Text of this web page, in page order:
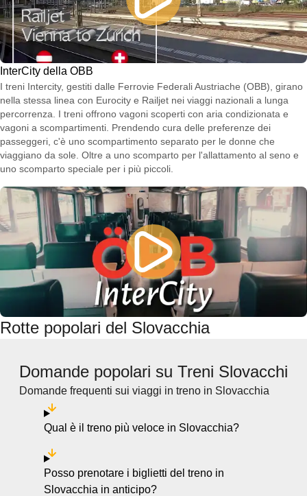
InterCity della OBB
I treni Intercity, gestiti dalle Ferrovie Federali Austriache (OBB), girano
nella stessa linea con Eurocity e Railjet nei viaggi nazionali a lunga
percorrenza. I treni offrono vagoni scoperti con aria condizionata e
vagoni a scompartimenti. Prendendo cura delle preferenze dei
passeggeri, c'è uno scompartimento separato per le donne che
viaggiano da sole. Oltre a uno scomparto per l'allattamento al seno e
uno scomparto speciale per i più piccoli.
Rotte popolari del Slovacchia
Domande popolari su Treni Slovacchi
Domande frequenti sui viaggi in treno in Slovacchia
Qual è il treno più veloce in Slovacchia?
Posso prenotare i biglietti del treno in
Slovacchia in anticipo?